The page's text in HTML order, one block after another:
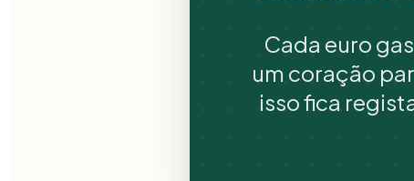
Cada euro
um coração
isso fica